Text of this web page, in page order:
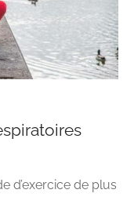
d’exercice de plus